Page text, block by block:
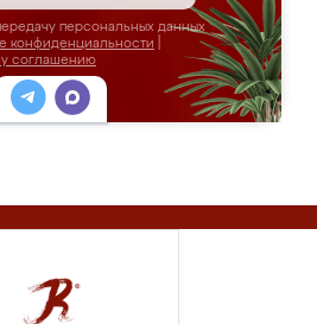
персональных данных
конфиденциальности
соглашению